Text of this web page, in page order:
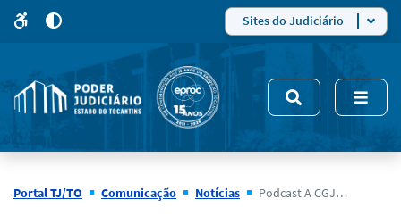
site
5
modo
de
alto
Sites do Judiciário
Portal TJ/TO Comunicação Notícias Podcast A CGJUS tá On lança episódio especial pelo Dia Internacional da Mulher